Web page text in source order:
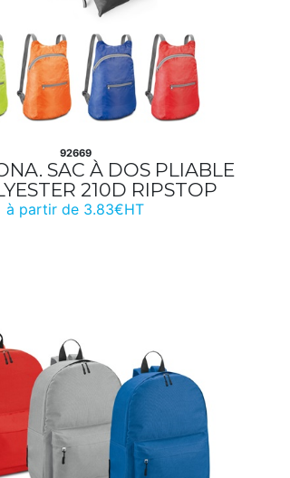
92669
SAC À DOS PLIABLE
210D RIPSTOP
à partir de 3.83€HT